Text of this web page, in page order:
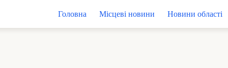
Головна Місцеві новини Новини області